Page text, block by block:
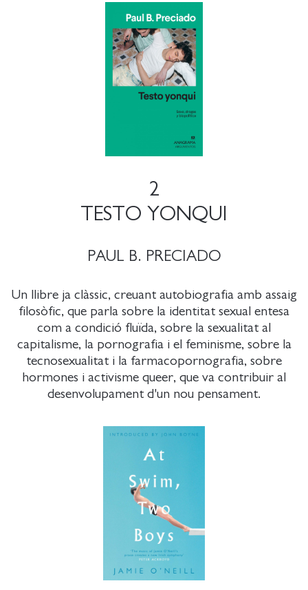
2
TESTO YONQUI
PAUL B. PRECIADO
Un llibre ja clàssic, creuant autobiografia amb assaig
filosòfic, que parla sobre la identitat sexual entesa
com a condició fluïda, sobre la sexualitat al
capitalisme, la pornografia i el feminisme, sobre la
tecnosexualitat i la farmacopornografia, sobre
hormones i activisme queer, que va contribuir al
desenvolupament d'un nou pensament.